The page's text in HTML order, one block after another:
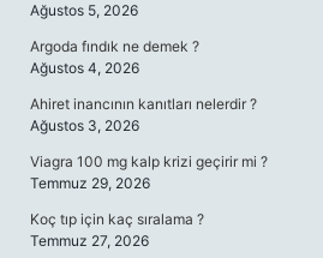
Ağustos 5, 2026
Argoda fındık ne demek ?
Ağustos 4, 2026
Ahiret inancının kanıtları nelerdir ?
Ağustos 3, 2026
Viagra 100 mg kalp krizi geçirir mi ?
Temmuz 29, 2026
Koç tıp için kaç sıralama ?
Temmuz 27, 2026